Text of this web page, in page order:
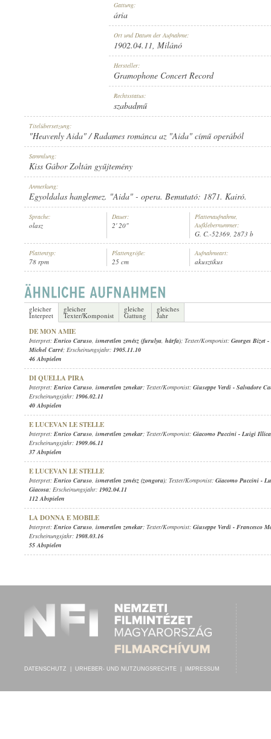
GIUSEPPE VERDI-ANTONIO GHISLANZONI
ÁRIA
ERSCHEINUNGSJAHR: 1902.04.11
Gattung:
ária
Ort und Datum der Aufnahme:
1902.04.11, Milánó
Hersteller:
Gramophone Concert Record
Rechtsstatus:
szabadmű
Titelübersetzung:
"Heavenly Aida" / Radames románca az "Aida" című operából
Sammlung:
Kiss Gábor Zoltán gyűjtemény
Anmerkung:
Egyoldalas hanglemez. "Aida" - opera. Bemutató: 1871. Kairó.
Sprache:
olasz
Dauer:
2' 20"
Plattenaufnahme,
Aufklebernummer:
G. C.-52369, 2873 b
Plattentyp:
78 rpm
Plattengröße:
25 cm
Aufnahmeart:
akusztikus
gleicher
Interpret
gleicher
Texter/Komponist
gleiche
Gattung
gleiches
Jahr
DE MON AMIE
Interpret: Enrico Caruso, ismeretlen zenész (furulya, hárfa); Texter/Komponist: Georges Bizet -
Michel Carré; Erscheinungsjahr: 1905.11.10
46 Abspielen
DI QUELLA PIRA
Interpret: Enrico Caruso, ismeretlen zenekar; Texter/Komponist: Giuseppe Verdi - Salvadore
Erscheinungsjahr: 1906.02.11
40 Abspielen
E LUCEVAN LE STELLE
Interpret: Enrico Caruso, ismeretlen zenekar; Texter/Komponist: Giacomo Puccini - Luigi Illica
Erscheinungsjahr: 1909.06.11
37 Abspielen
E LUCEVAN LE STELLE
Interpret: Enrico Caruso, ismeretlen zenész (zongora); Texter/Komponist: Giacomo Puccini -
Giacosa; Erscheinungsjahr: 1902.04.11
112 Abspielen
LA DONNA E MOBILE
Interpret: Enrico Caruso, ismeretlen zenekar; Texter/Komponist: Giuseppe Verdi - Francesco
Erscheinungsjahr: 1908.03.16
55 Abspielen
DATENSCHUTZ URHEBER- UND NUTZUNGSRECHTE IMPRESSUM